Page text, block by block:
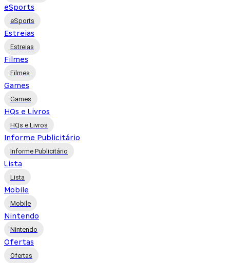
eSports
eSports
Estreias
Estreias
Filmes
Filmes
Games
Games
HQs e Livros
HQs e Livros
Informe Publicitário
Informe Publicitário
Lista
Lista
Mobile
Mobile
Nintendo
Nintendo
Ofertas
Ofertas